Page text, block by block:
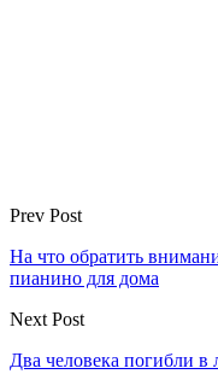
Prev Post
На что обратить
пианино для дома
Next Post
Два человека погибли в